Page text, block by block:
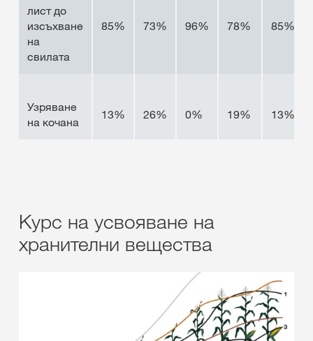
лист до
изсъхване
на
свилата
85% 73% 96% 78% 85%
Узряване
на кочана
13% 26% 0% 19% 13%
Курс на усвояване на
хранителни вещества